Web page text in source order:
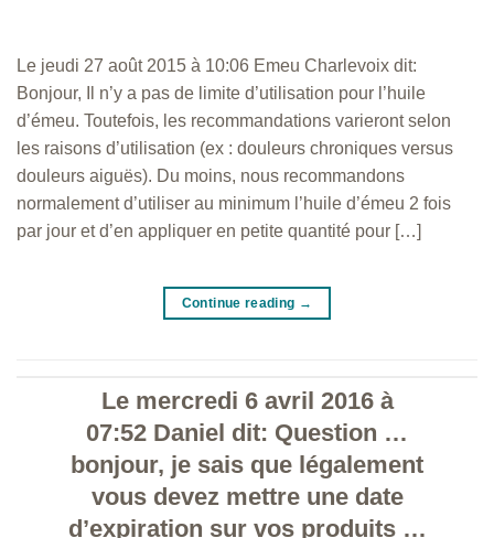
Le jeudi 27 août 2015 à 10:06 Emeu Charlevoix dit:
Bonjour, Il n’y a pas de limite d’utilisation pour l’huile
d’émeu. Toutefois, les recommandations varieront selon
les raisons d’utilisation (ex : douleurs chroniques versus
douleurs aiguës). Du moins, nous recommandons
normalement d’utiliser au minimum l’huile d’émeu 2 fois
par jour et d’en appliquer en petite quantité pour […]
Continue reading →
Le mercredi 6 avril 2016 à
07:52 Daniel dit: Question …
bonjour, je sais que légalement
vous devez mettre une date
d’expiration sur vos produits …